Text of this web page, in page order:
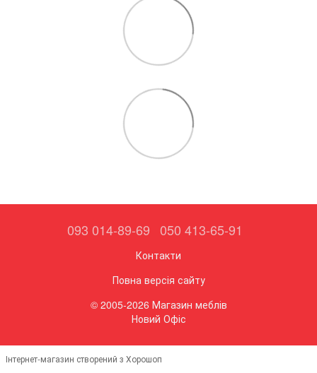
093 014-89-69 050 413-65-91
Контакти
Повна версія сайту
© 2005-2026 Магазин меблів
Новий Офіс
Інтернет-магазин створений з Хорошоп